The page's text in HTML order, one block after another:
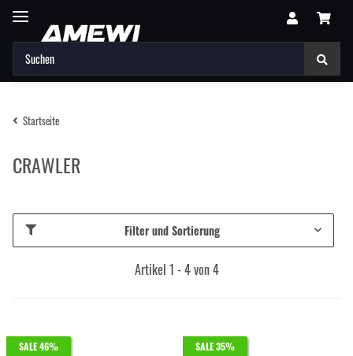
Startseite
CRAWLER
Filter und Sortierung
Artikel 1 - 4 von 4
SALE 46% SALE 35%